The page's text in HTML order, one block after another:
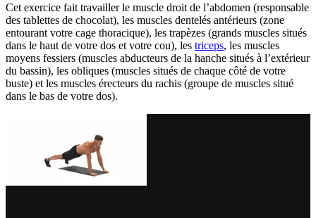
Cet exercice fait travailler le muscle droit de l’abdomen (responsable
des tablettes de chocolat), les muscles dentelés antérieurs (zone
entourant votre cage thoracique), les trapèzes (grands muscles situés
dans le haut de votre dos et votre cou), les triceps, les muscles
moyens fessiers (muscles abducteurs de la hanche situés à l’extérieur
du bassin), les obliques (muscles situés de chaque côté de votre
buste) et les muscles érecteurs du rachis (groupe de muscles situé
dans le bas de votre dos).